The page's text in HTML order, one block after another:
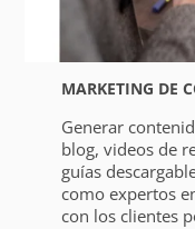
MARKETING DE
Generar
blog, videos de
guías
como expertos
con los clientes